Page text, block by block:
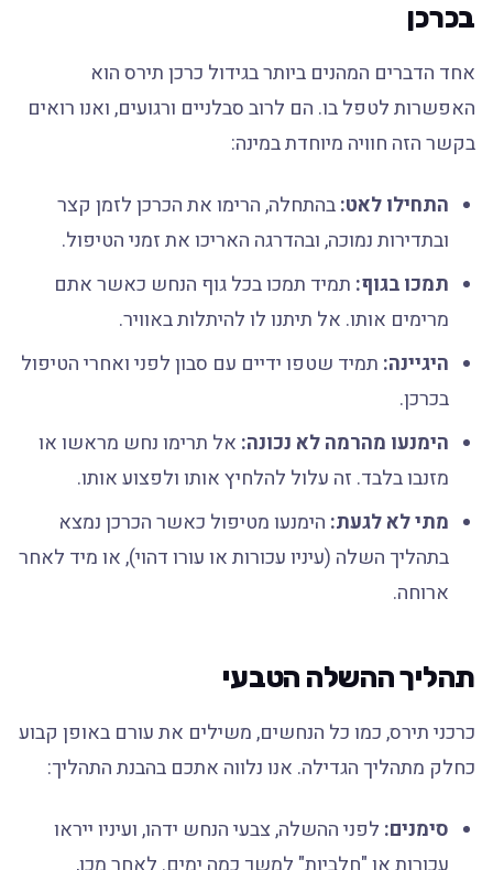
בכרכן
אחד הדברים המהנים ביותר בגידול כרכן תירס הוא
האפשרות לטפל בו. הם לרוב סבלניים ורגועים, ואנו רואים
בקשר הזה חוויה מיוחדת במינה:
התחילו לאט:בהתחלה, הרימו את הכרכן לזמן קצר
ובתדירות נמוכה, ובהדרגה האריכו את זמני הטיפול.
תמכו בגוף:תמיד תמכו בכל גוף הנחש כאשר אתם
מרימים אותו. אל תיתנו לו להיתלות באוויר.
היגיינה:תמיד שטפו ידיים עם סבון לפני ואחרי הטיפול
בכרכן.
הימנעו מהרמה לא נכונה:אל תרימו נחש מראשו או
מזנבו בלבד. זה עלול להלחיץ אותו ולפצוע אותו.
מתי לא לגעת:הימנעו מטיפול כאשר הכרכן נמצא
בתהליך השלה (עיניו עכורות או עורו דהוי), או מיד לאחר
ארוחה.
תהליך ההשלה הטבעי
כרכני תירס, כמו כל הנחשים, משילים את עורם באופן קבוע
כחלק מתהליך הגדילה. אנו נלווה אתכם בהבנת התהליך:
סימנים:לפני ההשלה, צבעי הנחש ידהו, ועיניו ייראו